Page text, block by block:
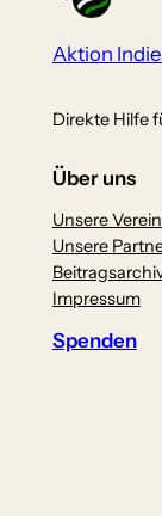
Aktion
Direkte Hilfe
Über uns
Unsere Verein
Unsere
Impressum
Spenden